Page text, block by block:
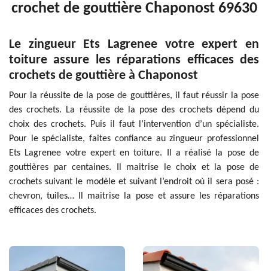
crochet de gouttière Chaponost 69630
Le zingueur Ets Lagrenee votre expert en
toiture assure les réparations efficaces des
crochets de gouttière à Chaponost
Pour la réussite de la pose de gouttières, il faut réussir la pose
des crochets. La réussite de la pose des crochets dépend du
choix des crochets. Puis il faut l’intervention d’un spécialiste.
Pour le spécialiste, faites confiance au zingueur professionnel
Ets Lagrenee votre expert en toiture. Il a réalisé la pose de
gouttières par centaines. Il maitrise le choix et la pose de
crochets suivant le modèle et suivant l’endroit où il sera posé :
chevron, tuiles… Il maitrise la pose et assure les réparations
efficaces des crochets.